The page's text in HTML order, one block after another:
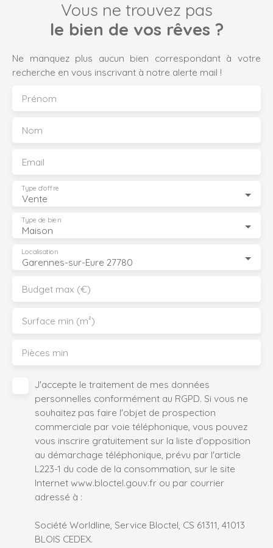
Vous ne trouvez pas
le bien de vos rêves ?
Ne manquez plus aucun bien correspondant à votre
recherche en vous inscrivant à notre alerte mail !
Prénom
Nom
Email
Vente
Type d'offre
Maison
Type de bien
Garennes-sur-Eure 27780
Localisation
Budget max (€)
Surface min (m²)
Pièces min
J'accepte le traitement de mes données
personnelles conformément au RGPD. Si vous ne
souhaitez pas faire l'objet de prospection
commerciale par voie téléphonique, vous pouvez
vous inscrire gratuitement sur la liste d'opposition
au démarchage téléphonique, prévu par l'article
L223-1 du code de la consommation, sur le site
Internet www.bloctel.gouv.fr ou par courrier
adressé à :
Société Worldline, Service Bloctel, CS 61311, 41013
BLOIS CEDEX.